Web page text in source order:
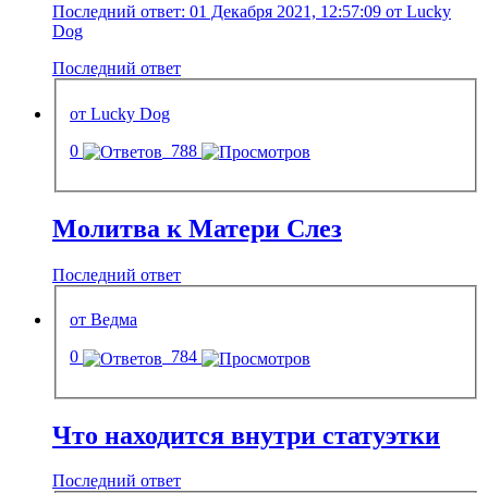
Последний ответ: 01 Декабря 2021, 12:57:09 от Lucky
Dog
Последний ответ
от Lucky Dog
0
788
Молитва к Матери Слез
Последний ответ
от Ведма
0
784
Что находится внутри статуэтки
Последний ответ